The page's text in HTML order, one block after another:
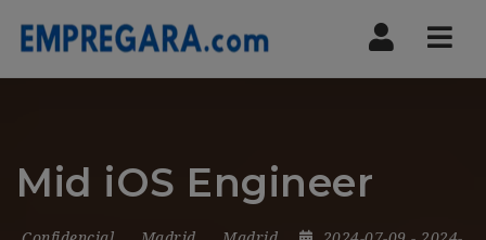
Mid iOS Engineer